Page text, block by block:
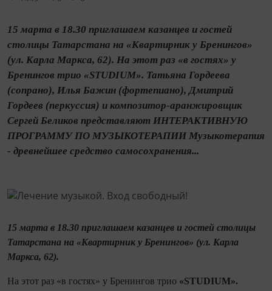
15 марта в 18.30 приглашаем казанцев и гостей
столицы Татарстана на «Квартирник у Бренингов»
(ул. Карла Маркса, 62). На этот раз «в гостях» у
Бренингов трио «STUDIUM». Татьяна Гордеева
(сопрано), Илья Бажин (фортепиано), Дмитрий
Гордеев (перкуссия) и композитор-аранжировщик
Сергей Беликов представляют ИНТЕРАКТИВНУЮ
ПРОГРАММУ ПО МУЗЫКОТЕРАПИИ Музыкотерапия
- древнейшее средство самосохранения...
15 марта в 18.30 приглашаем казанцев и гостей столицы
Татарстана на «Квартирник у Бренингов» (ул. Карла
Маркса, 62).
На этот раз «в гостях» у Бренингов трио «STUDIUM».